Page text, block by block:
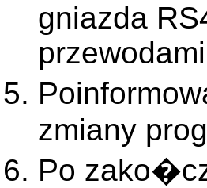
gniazda
zmiany
Po